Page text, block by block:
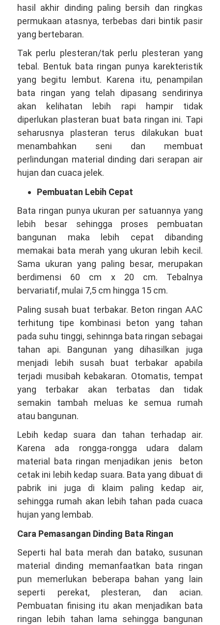
hasil akhir dinding paling bersih dan ringkas
permukaan atasnya, terbebas dari bintik pasir
yang bertebaran.
Tak perlu plesteran/tak perlu plesteran yang
tebal. Bentuk bata ringan punya karekteristik
yang begitu lembut. Karena itu, penampilan
bata ringan yang telah dipasang sendirinya
akan kelihatan lebih rapi hampir tidak
diperlukan plasteran buat bata ringan ini. Tapi
seharusnya plasteran terus dilakukan buat
menambahkan seni dan membuat
perlindungan material dinding dari serapan air
hujan dan cuaca jelek.
Pembuatan Lebih Cepat
Bata ringan punya ukuran per satuannya yang
lebih besar sehingga proses pembuatan
bangunan maka lebih cepat dibanding
memakai bata merah yang ukuran lebih kecil.
Sama ukuran yang paling besar, merupakan
berdimensi 60 cm x 20 cm. Tebalnya
bervariatif, mulai 7,5 cm hingga 15 cm.
Paling susah buat terbakar. Beton ringan AAC
terhitung tipe kombinasi beton yang tahan
pada suhu tinggi, sehinnga bata ringan sebagai
tahan api. Bangunan yang dihasilkan juga
menjadi lebih susah buat terbakar apabila
terjadi musibah kebakaran. Otomatis, tempat
yang terbakar akan terbatas dan tidak
semakin tambah meluas ke semua rumah
atau bangunan.
Lebih kedap suara dan tahan terhadap air.
Karena ada rongga-rongga udara dalam
material bata ringan menjadikan jenis beton
cetak ini lebih kedap suara. Bata yang dibuat di
pabrik ini juga di klaim paling kedap air,
sehingga rumah akan lebih tahan pada cuaca
hujan yang lembab.
Cara Pemasangan Dinding Bata Ringan
Seperti hal bata merah dan batako, susunan
material dinding memanfaatkan bata ringan
pun memerlukan beberapa bahan yang lain
seperti perekat, plesteran, dan acian.
Pembuatan finising itu akan menjadikan bata
ringan lebih tahan lama sehingga bangunan